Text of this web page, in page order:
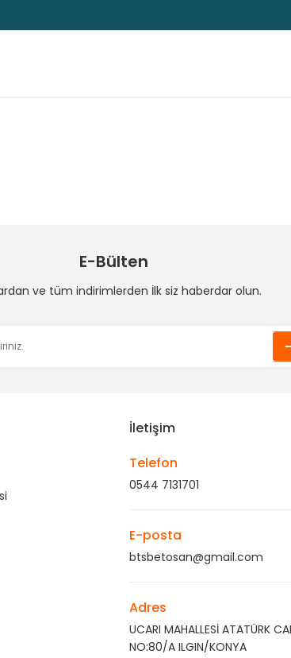
E-Bülten
ve tüm indirimlerden İlk siz haberdar olun.
İletişim
Telefon
0544 7131701
E-posta
btsbetosan@gmail.com
Adres
UCARI MAHALLESİ ATATÜRK
NO:80/A ILGIN/KONYA